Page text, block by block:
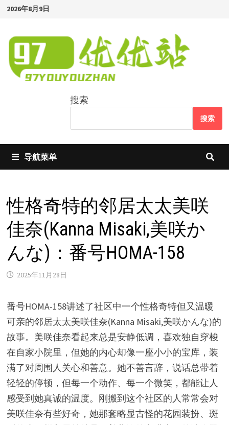
Skip
content
2026年8月9日
搜索
搜索
导航菜单
性格奇特的邻居太太美咲
佳奈(Kanna Misaki,美咲か
んな)：番号HOMA-158
2025年11月28日
番号HOMA-158讲述了社区中一个性格奇特但又温暖
可亲的邻居太太美咲佳奈(Kanna Misaki,美咲かんな)的
故事。美咲佳奈看起来总是安静低调，喜欢独自穿梭
在自家小院里，但她的内心却像一座小小的宝库，装
满了对周围人关心和善意。她不善言辞，说话总带着
轻轻的停顿，但每一个动作、每一个微笑，都能让人
感受到她真诚的温度。刚搬到这个社区的人常常会对
美咲佳奈有些好奇，她那套略显古怪的花园装扮、斑